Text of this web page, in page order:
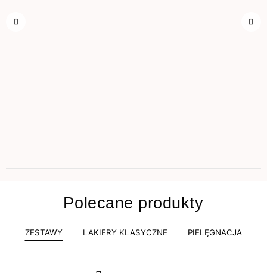
Polecane produkty
ZESTAWY LAKIERY KLASYCZNE PIELĘGNACJA